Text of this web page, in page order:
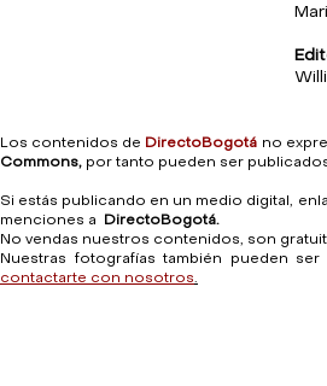
Los contenidos de DirectoBogotá no
Commons, por tanto pueden ser
Si estás publicando en un medio digital,
menciones a
DirectoBogotá.
No vendas nuestros contenidos, son
Nuestras fotografías también pueden
contactarte con nosotros.